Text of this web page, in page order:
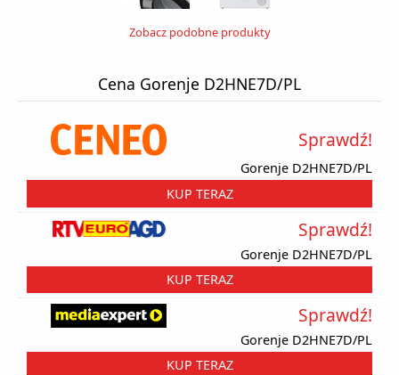
Zobacz podobne produkty
Cena Gorenje D2HNE7D/PL
Gorenje D2HNE7D/PL
Sprawdź!
KUP TERAZ
Gorenje D2HNE7D/PL
Sprawdź!
KUP TERAZ
Gorenje D2HNE7D/PL
Sprawdź!
KUP TERAZ